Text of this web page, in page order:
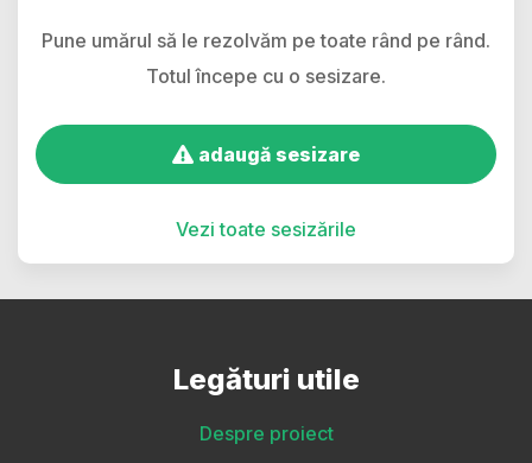
Pune umărul să le rezolvăm pe toate rând pe rând.
Totul începe cu o sesizare.
adaugă sesizare
Vezi toate sesizările
Legături utile
Despre proiect